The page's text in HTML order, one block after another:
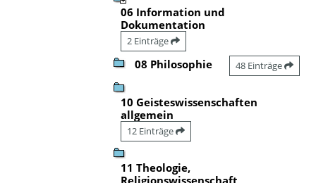
06 Information und
Dokumentation
2 Einträge
08 Philosophie 48 Einträge
10 Geisteswissenschaften
allgemein
12 Einträge
11 Theologie,
Religionswissenschaft